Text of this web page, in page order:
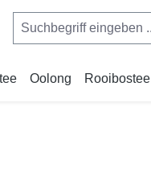
Oolong Rooibostee